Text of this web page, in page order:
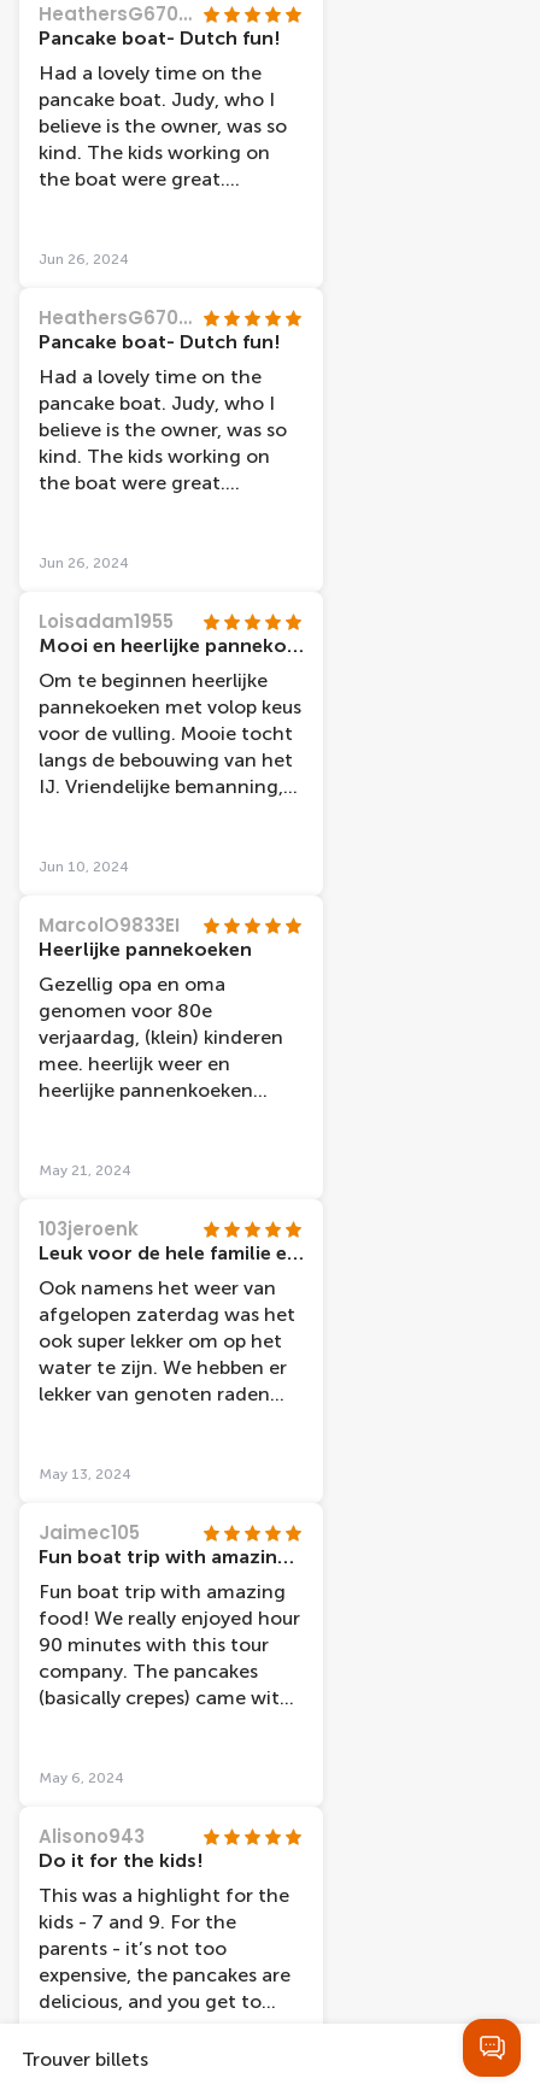
HeathersG6707RS
Pancake boat- Dutch fun!
Had a lovely time on the
pancake boat. Judy, who I
believe is the owner, was so
kind. The kids working on
the boat were great.
recommend this!
Jun 26, 2024
HeathersG6707RS
Pancake boat- Dutch fun!
Had a lovely time on the
pancake boat. Judy, who I
believe is the owner, was so
kind. The kids working on
the boat were great.
recommend this!
Jun 26, 2024
Loisadam1955
Mooi en heerlijke pannekoeken-ervaring
Om te beginnen heerlijke
pannekoeken met volop keus
voor de vulling. Mooie tocht
langs de bebouwing van het
IJ. Vriendelijke bemanning,
Jun 10, 2024
MarcolO9833EI
Heerlijke pannekoeken
Gezellig opa en oma
genomen voor 80e
verjaardag, (klein) kinderen
mee. heerlijk weer en
heerlijke pannenkoeken
met de kinderen.
May 21, 2024
103jeroenk
Leuk voor de hele familie en ook voor vrienden groepen zeker aan te bevelen
Ook namens het weer van
afgelopen zaterdag was het
ook super lekker om op het
water te zijn. We hebben er
lekker van genoten raden
keuzes als toppings op de
May 13, 2024
Jaimec105
Fun boat trip with amazing food!
Fun boat trip with amazing
food! We really enjoyed hour
90 minutes with this tour
company. The pancakes
(basically crepes) came with
We left completely full and
this again!
May 6, 2024
Alisono943
Do it for the kids!
This was a highlight for the
kids - 7 and 9. For the
parents - it’s not too
expensive, the pancakes are
delicious, and you get to
kids have fun. I recommend
Trouver billets